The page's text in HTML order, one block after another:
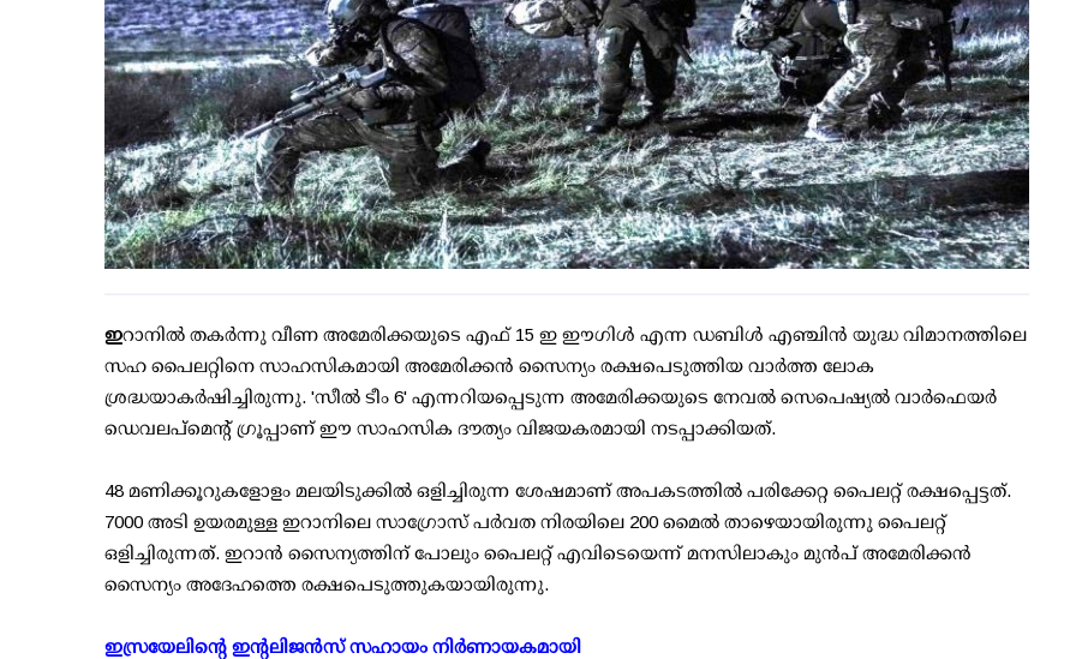
ഇറാനില്‍ തകര്‍ന്നു വീണ അമേരിക്കയുടെ എഫ് 15 ഇ ഈഗിള്‍ എന്ന ഡബിള്‍ എഞ്ചിന്‍ യുദ്ധ വിമാനത്തിലെ
സഹ പൈലറ്റിനെ സാഹസികമായി അമേരിക്കന്‍ സൈന്യം രക്ഷപെടുത്തിയ വാര്‍ത്ത ലോക
ശ്രദ്ധയാകര്‍ഷിച്ചിരുന്നു. 'സീല്‍ ടീം 6' എന്നറിയപ്പെടുന്ന അമേരിക്കയുടെ നേവല്‍ സെപെഷ്യല്‍ വാര്‍ഫെയര്‍
ഡെവലപ്മെന്റ് ഗ്രൂപ്പാണ് ഈ സാഹസിക ദൗത്യം വിജയകരമായി നടപ്പാക്കിയത്.
48 മണിക്കൂറുകളോളം മലയിടുക്കില്‍ ഒളിച്ചിരുന്ന ശേഷമാണ് അപകടത്തില്‍ പരിക്കേറ്റ പൈലറ്റ് രക്ഷപ്പെട്ടത്.
7000 അടി ഉയരമുള്ള ഇറാനിലെ സാഗ്രോസ് പര്‍വത നിരയിലെ 200 മൈല്‍ താഴെയായിരുന്നു പൈലറ്റ്
ഒളിച്ചിരുന്നത്. ഇറാന്‍ സൈന്യത്തിന് പോലും പൈലറ്റ് എവിടെയെന്ന് മനസിലാകും മുന്‍പ് അമേരിക്കന്‍
സൈന്യം അദേഹത്തെ രക്ഷപെടുത്തുകയായിരുന്നു.
ഇസ്രയേലിന്റെ ഇന്റലിജന്‍സ് സഹായം നിര്‍ണായകമായി